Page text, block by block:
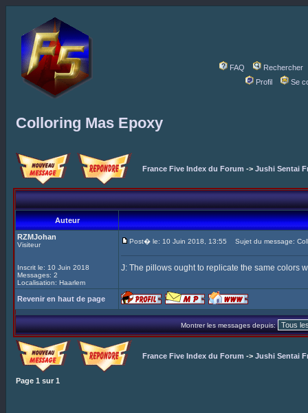
FAQ
Rechercher
Profil
Se
Colloring Mas Epoxy
France Five Index du Forum -> Jushi Sentai
Auteur
RZMJohan
Visiteur
Inscrit le: 10 Juin 2018
Messages: 2
Localisation: Haarlem
Post� le: 10 Juin 2018, 13:55 Sujet du message:
J: The pillows ought to replicate the same colors
Revenir en haut de page
Montrer les messages depuis:
France Five Index du Forum -> Jushi Sentai
Page 1 sur 1